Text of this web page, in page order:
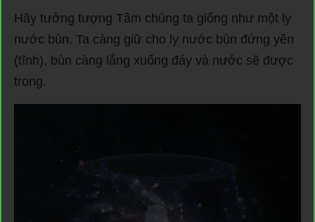
Hãy tưởng tượng Tâm chúng ta giống như một ly
nước bùn. Ta càng giữ cho ly nước bùn đứng yên
(tĩnh), bùn càng lắng xuống đáy và nước sẽ được
trong.